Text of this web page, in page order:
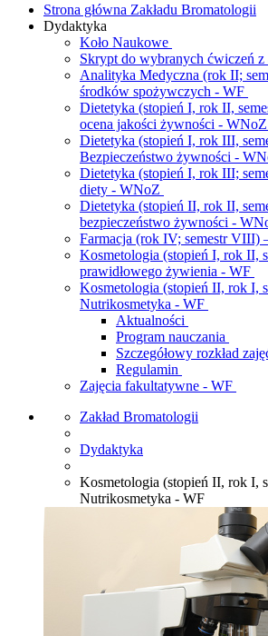
Strona główna Zakładu Bromatologii
Dydaktyka
Koło Naukowe
Skrypt do wybranych ćwiczeń
Analityka Medyczna (rok II;
środków spożywczych - WF
Dietetyka (stopień I, rok II,
ocena jakości żywności - WNoZ
Dietetyka (stopień I, rok III,
Bezpieczeństwo żywności -
Dietetyka (stopień I, rok III;
diety - WNoZ
Dietetyka (stopień II, rok II,
bezpieczeństwo żywności -
Farmacja (rok IV; semestr VIII)
Kosmetologia (stopień I, rok II,
prawidłowego żywienia - WF
Kosmetologia (stopień II, rok I,
Nutrikosmetyka - WF
Aktualności
Program nauczania
Szczegółowy rozkład
Regulamin
Zajęcia fakultatywne - WF
Zakład Bromatologii
Dydaktyka
Kosmetologia (stopień II, rok I,
Nutrikosmetyka - WF